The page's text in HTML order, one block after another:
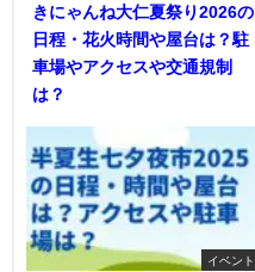
きにゃんね大仁夏祭り2026の
日程・花火時間や屋台は？駐
車場やアクセスや交通規制
は？
イベント